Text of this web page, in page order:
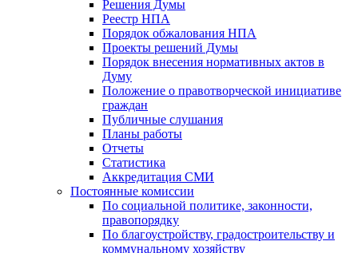
Решения Думы
Реестр НПА
Порядок обжалования НПА
Проекты решений Думы
Порядок внесения нормативных актов в
Думу
Положение о правотворческой инициативе
граждан
Публичные слушания
Планы работы
Отчеты
Статистика
Аккредитация СМИ
Постоянные комиссии
По социальной политике, законности,
правопорядку
По благоустройству, градостроительству и
коммунальному хозяйству